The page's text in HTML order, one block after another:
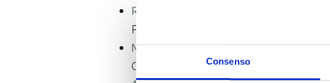
Consenso
Rossana Vitone
Presidente OdV
Michelangelo Pascale
Componente OdV